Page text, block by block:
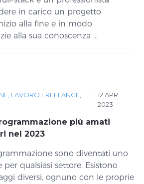
in carico un progetto
alla fine e in modo
alla sua conoscenza ...
, LAVORO FREELANCE,
·12 APR
2023
più amati
nel 2023
sono diventati uno
qualsiasi settore. Esistono
diversi, ognuno con le proprie